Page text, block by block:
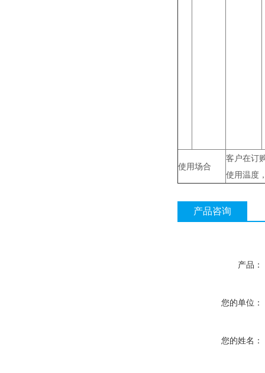
使用场合
客户在订
使用温度
产品咨询
产品：
您的单位：
您的姓名：